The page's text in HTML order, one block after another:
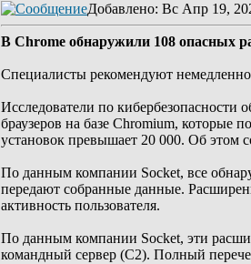
Добавлено: Вс Апр 19,
В Chrome обнаружили 108 опасных
Специалисты рекомендуют
Исследователи по
браузеров на базе Chromium, которые
установок превышает 20 000. Об этом
По данным компании Socket, все
передают собранные данные.
активность пользователя.
По данным компании Socket, эти
командный сервер (C2). Полный